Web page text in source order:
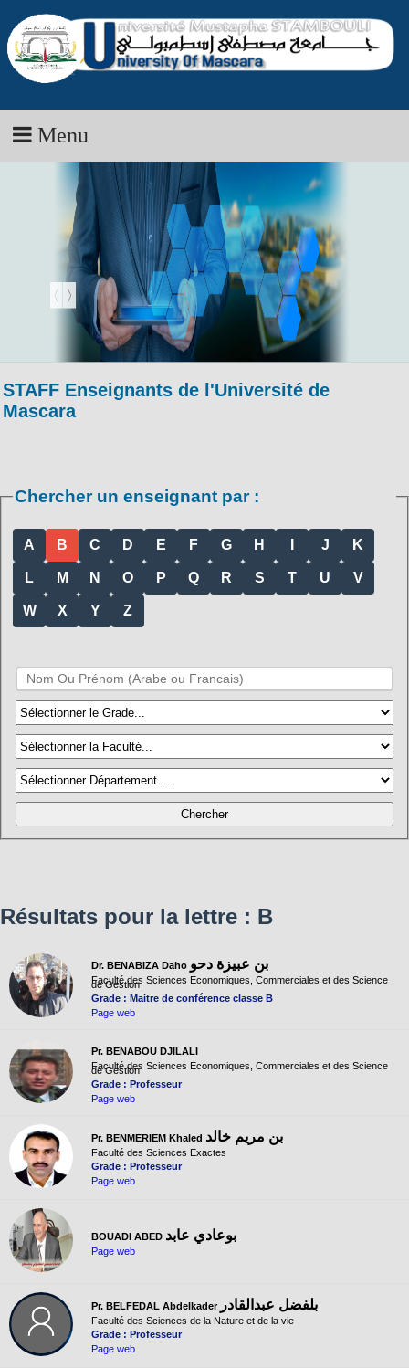
Menu
STAFF Enseignants de l'Université de
Mascara
Chercher un enseignant par :
A B C D E F G H J K
L M N O P Q R S T U V
W X Y Z
Résultats pour la lettre : B
Dr. BENABIZA Daho بن عبيزة دحو
Faculté des Sciences Economiques, Commerciales et des Science
de Gestion
Grade : Maitre de conférence classe B
Page web
Pr. BENABOU DJILALI
Faculté des Sciences Economiques, Commerciales et des Science
de Gestion
Grade : Professeur
Page web
Pr. BENMERIEM Khaled بن مريم خالد
Faculté des Sciences Exactes
Grade : Professeur
Page web
BOUADI ABED بوعادي عابد
Page web
Pr. BELFEDAL Abdelkader بلفضل عبدالقادر
Faculté des Sciences de la Nature et de la vie
Grade : Professeur
Page web